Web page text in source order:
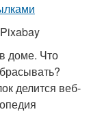
доме. Что
делится веб-